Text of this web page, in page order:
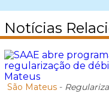
Notícias
São Mateus -